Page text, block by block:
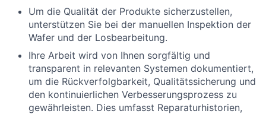
Um die Qualität der Produkte sicherzustellen,
unterstützen Sie bei der manuellen Inspektion der
Wafer und der Losbearbeitung.
Ihre Arbeit wird von Ihnen sorgfältig und
transparent in relevanten Systemen dokumentiert,
um die Rückverfolgbarkeit, Qualitätssicherung und
den kontinuierlichen Verbesserungsprozess zu
gewährleisten. Dies umfasst Reparaturhistorien,